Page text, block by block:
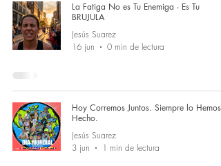
La Fatiga No es Tu Enemiga - Es Tu
BRUJULA
Jesús Suarez
16 jun
0 min de lectura
Hoy Corremos Juntos. Siempre lo Hemos
Hecho.
Jesús Suarez
3 jun
1 min de lectura